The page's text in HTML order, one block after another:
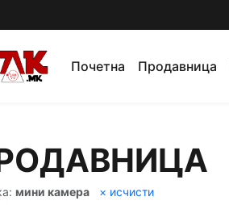
Почетна Продавница
мини камера × исчисти